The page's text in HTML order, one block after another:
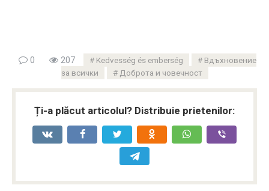
0 207 Kedvesség és emberség
Вдъхновение
за всички
Доброта и човечност
Ți-a plăcut articolul? Distribuie prietenilor: